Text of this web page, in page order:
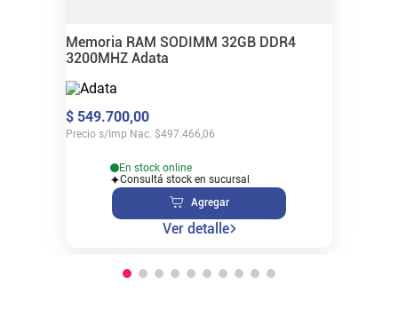
Memoria RAM SODIMM 32GB DDR4
3200MHZ Adata
$ 549.700,00
Precio s/Imp Nac. $497.466,06
En stock online
Consultá stock en sucursal
Agregar
Ver detalle